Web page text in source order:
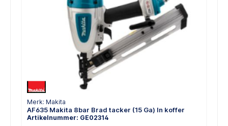
Merk: Makita
AF635 Makita 8bar Brad tacker (15 Ga) In koffer
Artikelnummer: GE02314